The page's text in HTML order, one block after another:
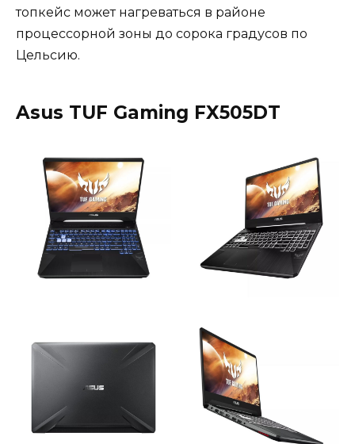
топкейс может нагреваться в районе
процессорной зоны до сорока градусов по
Цельсию.
Asus TUF Gaming FX505DT